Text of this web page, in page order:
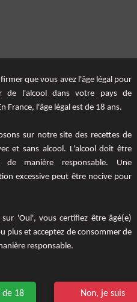
que vous avez l'âge légal pour
de l'alcool dans votre pays de
France, l'âge légal est de 18 ans.
sur notre site des recettes de
et sans alcool. L'alcool doit être
de manière responsable. Une
excessive peut être nocive pour
sur 'Oui', vous certifiez être âgé(e)
plus et acceptez de consommer de
responsable.
18
Non, je suis